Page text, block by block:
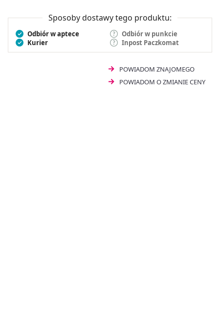
Sposoby dostawy tego produktu:
Odbiór w aptece
Odbiór w punkcie
Kurier
Inpost Paczkomat
POWIADOM ZNAJOMEGO
POWIADOM O ZMIANIE CENY